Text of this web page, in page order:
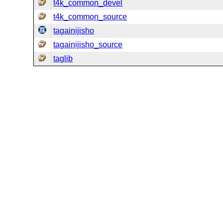
t4k_common_devel
t4k_common_source
tagainijisho
tagainijisho_source
taglib